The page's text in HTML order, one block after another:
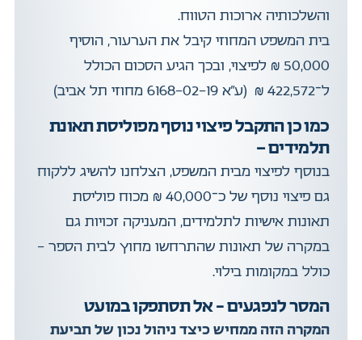
והשלכותיה ארוכות הטווח.
בית המשפט המחוזי קיבל את הערעור, הוסיף
50,000 ₪ לפיצוי, ובכך הגיע הסכום הכולל
ל־422,572 ₪ (ע”א 6168-02-19 מחוזי תל אביב)
כמו כן התקבל פיצוי נוסף מפוליסת תאונת
תלמידים -
בנוסף לפיצוי מבית המשפט, הצלחנו להשיג ללקוח
גם פיצוי נוסף של כ־40,000 ₪ מכוח פוליסת
תאונות אישיות לתלמידים, המעניקה זכויות גם
במקרה של תאונות שהתרחשו מחוץ לבית הספר –
כולל במקומות בילוי.
המסר לנפגעים – אל תסתפקו במועט
המקרה הזה ממחיש כיצד ניהול נכון של תביעת